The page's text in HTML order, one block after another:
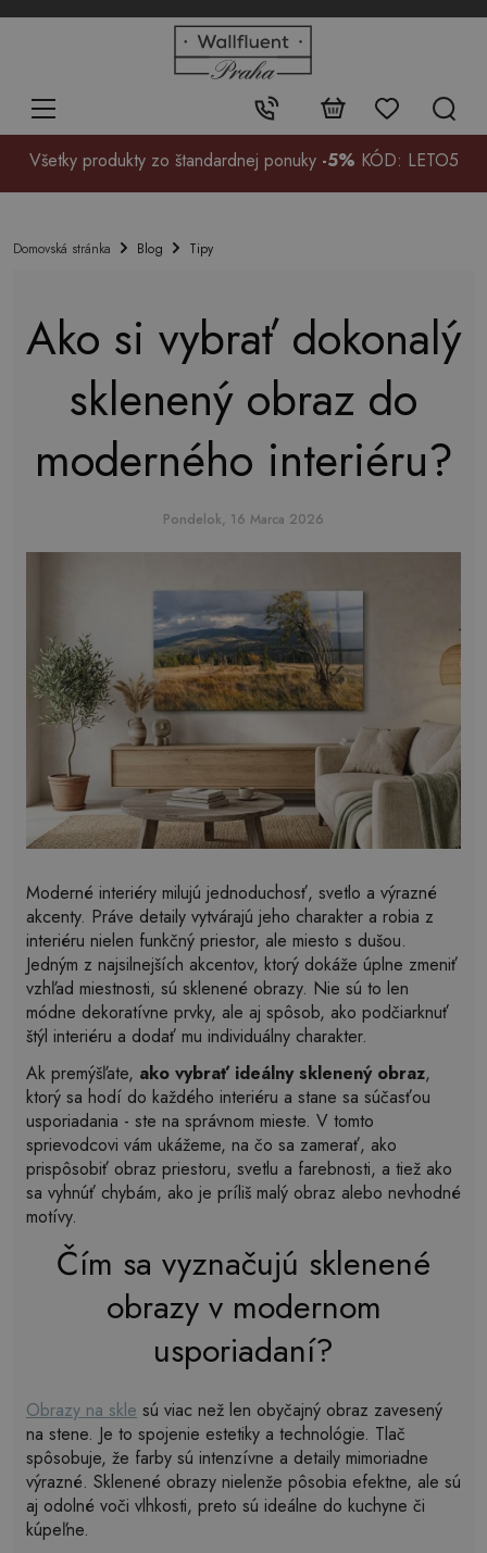
Kontakt:
+48
99
Všetky produkty zo štandardnej ponuky -5% KÓD: LETO5
Domovská stránka Blog Tipy
Ako si vybrať dokonalý
sklenený obraz do
moderného interiéru?
Pondelok, 16 Marca 2026
Moderné interiéry milujú jednoduchosť, svetlo a výrazné
akcenty. Práve detaily vytvárajú jeho charakter a robia z
interiéru nielen funkčný priestor, ale miesto s dušou.
Jedným z najsilnejších akcentov, ktorý dokáže úplne zmeniť
vzhľad miestnosti, sú sklenené obrazy. Nie sú to len
módne dekoratívne prvky, ale aj spôsob, ako podčiarknuť
štýl interiéru a dodať mu individuálny charakter.
Ak premýšľate, ako vybrať ideálny sklenený obraz,
ktorý sa hodí do každého interiéru a stane sa súčasťou
usporiadania - ste na správnom mieste. V tomto
sprievodcovi vám ukážeme, na čo sa zamerať, ako
prispôsobiť obraz priestoru, svetlu a farebnosti, a tiež ako
sa vyhnúť chybám, ako je príliš malý obraz alebo nevhodné
motívy.
Čím sa vyznačujú sklenené
obrazy v modernom
usporiadaní?
Obrazy na skle sú viac než len obyčajný obraz zavesený
na stene. Je to spojenie estetiky a technológie. Tlač
spôsobuje, že farby sú intenzívne a detaily mimoriadne
výrazné. Sklenené obrazy nielenže pôsobia efektne, ale sú
aj odolné voči vlhkosti, preto sú ideálne do kuchyne či
kúpeľne.